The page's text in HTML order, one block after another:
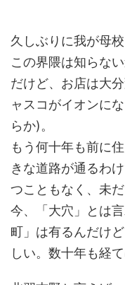
久しぶりに我が母
この界隈は知らな
だけど、お店は大
ャスコがイオンに
らか)。
もう何十年も前に
きな道路が通るわ
つこともなく、未
今、「大穴」とは
町」は有るんだけ
しい。数十年も経